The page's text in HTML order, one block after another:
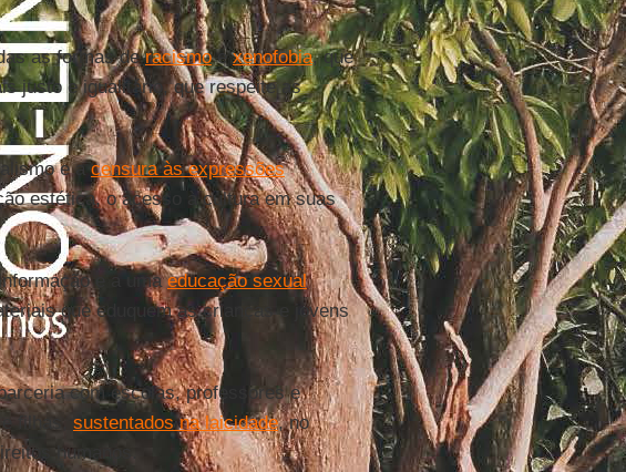
as formas deracismoexenofobia, que
justo e igualitário, que respeite as
e a censura às expressões
estética, o acesso à cultura em suas
e a umaeducação sexual
que eduquem as crianças e jovens
com escolas, professores e
filhas, sustentados na laicidade, no
humanos.